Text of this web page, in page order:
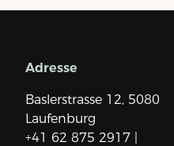
Adresse
Baslerstrasse 12, 5080
Laufenburg
+41 62 875 2917 |